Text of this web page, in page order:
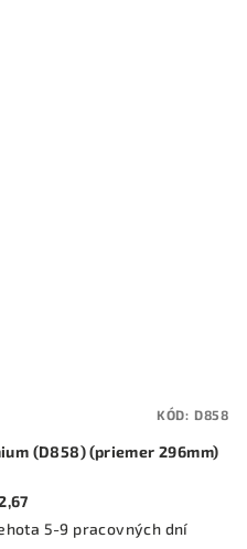
(D858) (priemer 296mm)
5-9 pracovných dní
KÓD: D858